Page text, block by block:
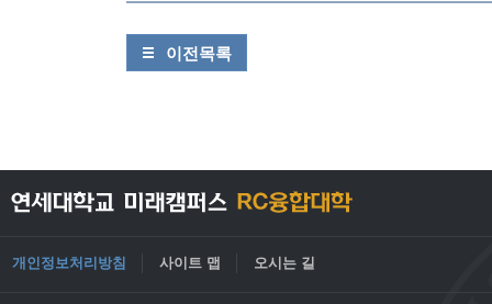
이전목록
개인정보처리방침 사이트 맵 오시는 길